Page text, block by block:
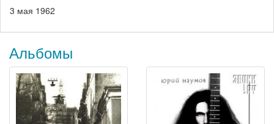
3 мая 1962
Альбомы